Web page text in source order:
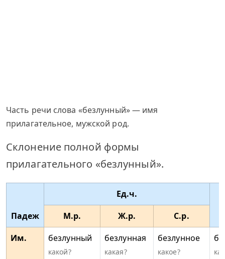
Часть речи слова «безлунный» — имя
прилагательное, мужской род.
Склонение полной формы
прилагательного «безлунный».
Падеж
Ед.ч.
М.р.
Ж.р.
С.р.
Им.
безлунный
какой?
безлунная
какая?
безлунное
какое?